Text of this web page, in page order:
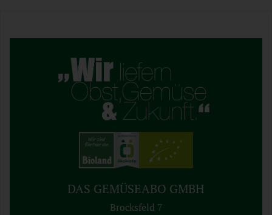
DAS GEMÜSEABO GMBH
Brocksfeld 7